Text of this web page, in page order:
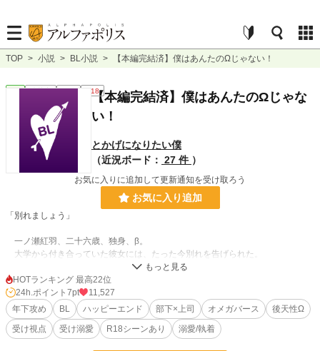
TOP > 小説 > BL小説 > 【本編完結済】僕はあんたのΩじゃない！
BL 連載中 長編 R18
【本編完結済】僕はあんたのΩじゃな
い！
とかげになりたい僕
（近況ボード： 27 件 ）
お気に入りに追加して更新通知を受け取ろう
お気に入り追加
「別れましょう」
一ノ瀬紅羽、二十六歳、独身、β。
大学から付き合っていた彼女には、たった今別れを告げられた。
居酒屋で自棄酒し、その帰りに会ったソウと名乗るやつと酔った勢いで身体を
重ねてしまう。忘れてくれと金を握らせ別れたはいいが、会社に新しく配属され
てきた新人がなんとソウだった。
「よろしくお願いします、紅羽さん」
HOTランキング 最高22位
24h.ポイント 7pt
11,527
年下攻め
BL ハッピーエンド 部下×上司 オメガバース
後天性Ω
受け視点
受け溺愛 R18シーンあり 溺愛/執着